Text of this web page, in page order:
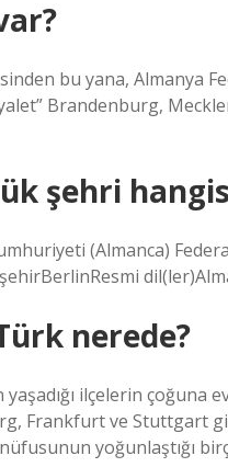
bu yana, Almanya
Brandenburg,
şehri
(Almanca)
nerede?
ilçelerin çoğuna
Frankfurt ve Stuttgart
yoğunlaştığı